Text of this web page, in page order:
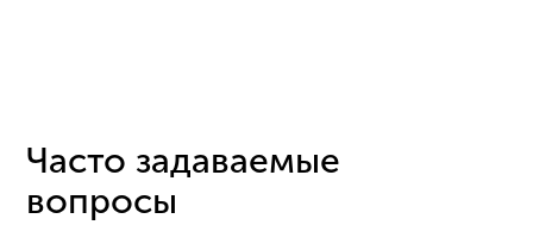
Часто задаваемые
вопросы